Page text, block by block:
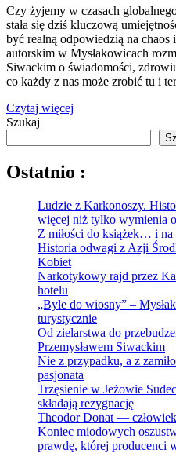
Czy żyjemy w czasach
stała się dziś kluczową
być realną odpowiedzią na
autorskim w Mysłakowicach
Siwackim o świadomości,
co każdy z nas może zrobić tu i
Czytaj więcej
Szukaj
Ostatnio :
Ludzie z Karkonoszy.
więcej niż tylko wymienia
Z miłości do książek… i na
Historia odwagi z Azji
Kobiet
Narkotykowy rajd przez
hotelu
„Byle do wiosny” –
turystycznie
Od zielarstwa do
Przemysławem Siwackim
Nie z przypadku, a z
pasjonata
Trzęsienie w Jeżowie
składają rezygnację
Theodor Donat —
Koniec miodowych
prawdę, której producenci